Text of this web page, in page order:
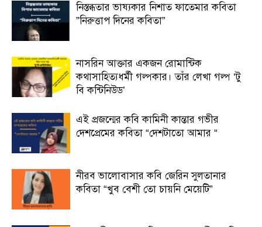
নিস্তব্ধতার ভাষ্যকার নিশাত ফাতেমার কবিতা
”নিরুত্তাপ দিনের কবিতা”
নাসরিন আক্তার একজন রোমান্টিক
কথাসাহিত্যধর্মী গল্পকার। তাঁর লেখা গল্প ‘টু
বি কন্টিনিউড’
এই প্রজন্মের কবি কামিনী কান্তার গভীর
দেশপ্রেমের কবিতা “দেশটাতো আমার “
নীরব ভালোবাসার কবি জেরিন সুলতানার
কবিতা “খুব বেশী তো চায়নি মেয়েটি”